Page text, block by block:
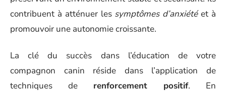
contribuent à atténuer les symptômes d’anxiétéet à
promouvoir une autonomie croissante.
La clé du succès dans l’éducation de votre
compagnon canin réside dans l’application de
techniques de renforcement positif. En